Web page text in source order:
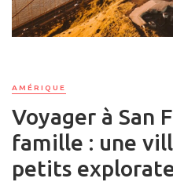
AMÉRIQUE
Voyager à San
famille : une
petits